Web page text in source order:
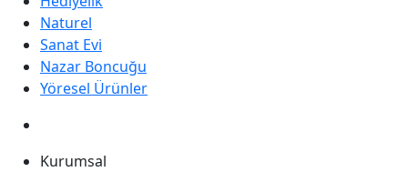
Naturel
Sanat Evi
Nazar Boncuğu
Yöresel Ürünler
Kurumsal